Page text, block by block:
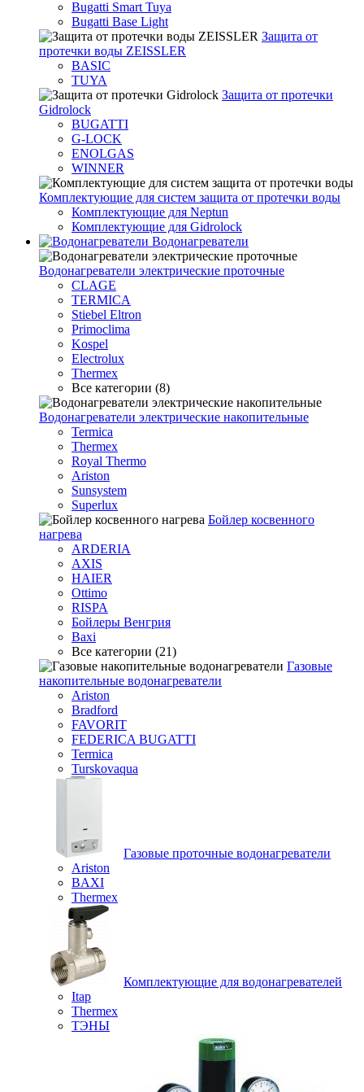
Bugatti Smart Tuya
Bugatti Base Light
Защита от
протечки воды ZEISSLER
BASIC
TUYA
Защита от протечки
Gidrolock
BUGATTI
G-LOCK
ENOLGAS
WINNER
Комплектующие для систем защита от протечки воды
Комплектующие для Neptun
Комплектующие для Gidrolock
Водонагреватели
Водонагреватeли электрические проточные
CLAGE
TERMICA
Stiebel Eltron
Primoclima
Kospel
Electrolux
Thermex
Все категории (8)
Водонагреватели электрические накопительные
Termica
Thermex
Royal Thermo
Ariston
Sunsystem
Superlux
Бойлер косвенного
нагрева
ARDERIA
AXIS
HAIER
Ottimo
RISPA
Бойлеры Венгрия
Baxi
Все категории (21)
Газовые
накопительные водонагреватели
Ariston
Bradford
FAVORIT
FEDERICA BUGATTI
Termica
Turskovaqua
Газовые проточные водонагреватели
Ariston
BAXI
Thermex
Комплектующие для водонагревателей
Itap
Thermex
ТЭНЫ